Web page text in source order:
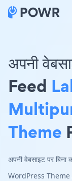
अपनी
Feed
Theme
अपनी वेबसाइट पर
WordPress